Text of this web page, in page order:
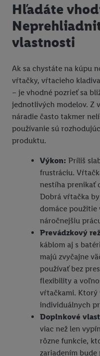
Hľadáte
vlastnosti
Ak sa chystáte na kúpu
vŕtačky, vŕtacieho
– je vhodné pozrieť sa
jednotlivých modelov. Z
náradie často takmer
používanie sú
produktu.
Výkon: Príliš
frustráciu.
nestíha prenikať
Dobrá vŕtačka
domáce použitie
náročnejšiu
Prevádzkový
káblom aj s
majú zvyčajne
používať bez
flexibility a
vŕtačkami. Ktorý
individuálnych
Doplnkové
viac než len
rôzne funkcie,
zariadením bude